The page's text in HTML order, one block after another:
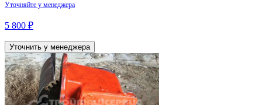
Уточняйте у менеджера
5 800 ₽
Уточнить у менеджера